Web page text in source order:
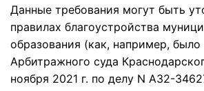
Данные требования могут быть
правилах благоустройства
образования (как, например,
Арбитражного суда
ноября 2021 г. по делу N А32-